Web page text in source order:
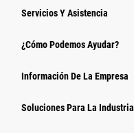
Servicios Y Asistencia
¿Cómo Podemos Ayudar?
Información De La Empresa
Soluciones Para La Industria